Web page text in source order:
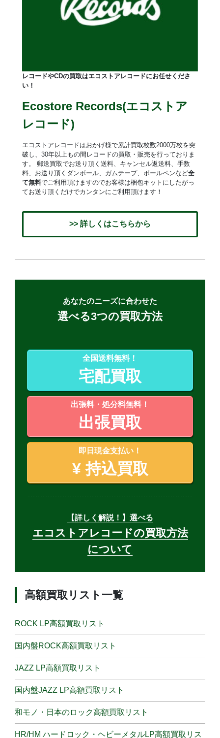
レコードやCDの買取はエコストアレコードにお任せくださ
い！
Ecostore Records(エコストア
レコード)
エコストアレコードはおかげ様で累計買取枚数2000万枚を突
破し、30年以上もの間レコードの買取・販売を行っておりま
す。 郵送買取でお送り頂く送料、キャンセル返送料、手数
料、お送り頂くダンボール、ガムテープ、ボールペンなど全
て無料でご利用頂けますのでお客様は梱包キットにしたがっ
てお送り頂くだけでカンタンにご利用頂けます！
>> 詳しくはこちらから
あなたのニーズに合わせた
選べる3つの買取方法
全国送料無料！
宅配買取
出張料・処分料無料！
出張買取
即日現金支払い！
¥持込買取
【詳しく解説！】選べる
エコストアレコードの買取方法
について
高額買取リスト一覧
ROCK LP高額買取リスト
国内盤ROCK高額買取リスト
JAZZ LP高額買取リスト
国内盤JAZZ LP高額買取リスト
和モノ・日本のロック高額買取リスト
HR/HM ハードロック・ヘビーメタルLP高額買取リス